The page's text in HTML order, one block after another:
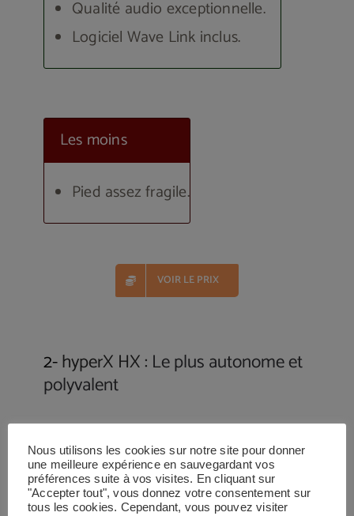
Qualité audio exceptionnelle.
Logiciel Wave Link inclus.
Les moins
Pied assez fragile.
VOIR LE PRIX
2-hyperX HX : Le plus autonome et
polyvalent
Nous utilisons les cookies sur notre site pour donner
une meilleure expérience en sauvegardant vos
préférences suite à vos visites. En cliquant sur
"Accepter tout", vous donnez votre consentement sur
tous les cookies. Cependant, vous pouvez visiter